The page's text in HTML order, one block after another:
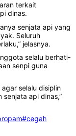
terkait
dinas.
senjata api yang
Seluruh
jelasnya.
selalu berhati-
senpi guna
selalu disiplin
api dinas,”
#cegah